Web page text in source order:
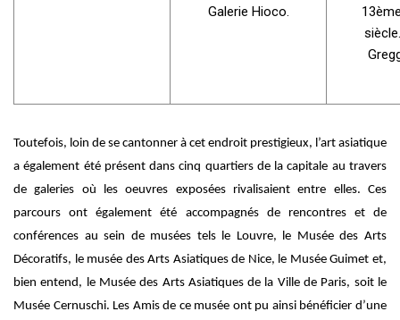
Galerie Hioco.
Toutefois, loin de se cantonner à cet endroit prestigieux, l’art asiatique
a également été présent dans cinq quartiers de la capitale au travers
de galeries où les oeuvres exposées rivalisaient entre elles. Ces
parcours ont également été accompagnés de rencontres et de
conférences au sein de musées tels le Louvre, le Musée des Arts
Décoratifs, le musée des Arts Asiatiques de Nice, le Musée Guimet et,
bien entend, le Musée des Arts Asiatiques de la Ville de Paris, soit le
Musée Cernuschi. Les Amis de ce musée ont pu ainsi bénéficier d’une